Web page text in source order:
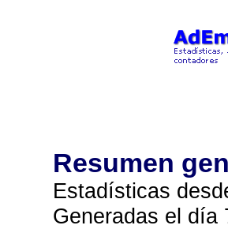
Resumen
Estadísticas
Generadas el día